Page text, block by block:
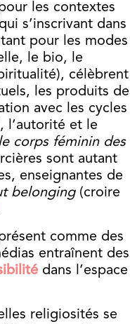
les contextes
s’inscrivant dans
pour les modes
le bio, le
célèbrent
les produits de
avec les cycles
l’autorité et le
corps féminin des
sont autant
enseignantes de
belonging(croire
comme des
entraînent des
dans l’espace
religiosités se